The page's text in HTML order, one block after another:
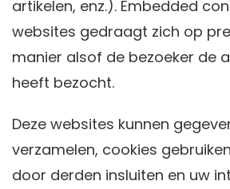
artikelen, enz.). Embedded
websites gedraagt zich op
manier alsof de bezoeker de
heeft bezocht.
Deze websites kunnen
verzamelen, cookies
door derden insluiten en uw